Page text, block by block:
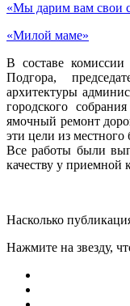
«Мы дарим вам свои
«Милой маме»
В составе
Подгора,
архитектуры
городского
ямочный ремонт
эти цели из
Все работы были
качеству у приемной
Насколько
Нажмите на звезду,